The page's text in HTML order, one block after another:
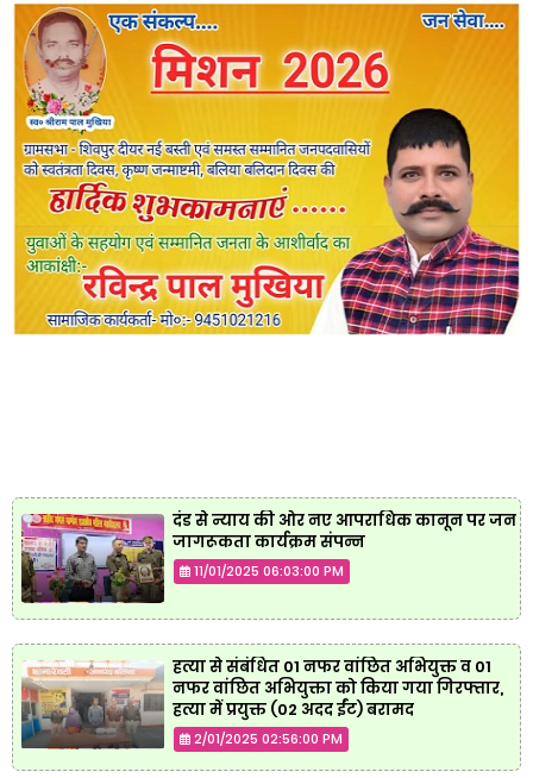
दंड से न्याय की ओर नए आपराधिक कानून पर जन
जागरूकता कार्यक्रम संपन्न
11/01/2025 06:03:00 PM
हत्या से संबंधित 01 नफर वांछित अभियुक्त व 01
नफर वांछित अभियुक्ता को किया गया गिरफ्तार,
हत्या में प्रयुक्त (02 अदद ईंट) बरामद
2/01/2025 02:56:00 PM